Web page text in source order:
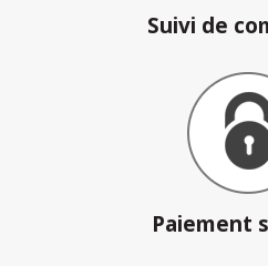
Suivi de
Paiement